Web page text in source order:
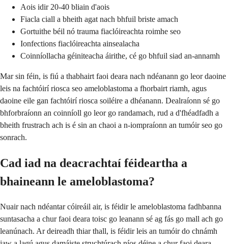
Aois idir 20-40 bliain d'aois
Fiacla ciall a bheith agat nach bhfuil briste amach
Gortuithe béil nó trauma fiaclóireachta roimhe seo
Ionfections fiaclóireachta ainsealacha
Coinníollacha géiniteacha áirithe, cé go bhfuil siad an-annamh
Mar sin féin, is fiú a thabhairt faoi deara nach ndéanann go leor daoine
leis na fachtóirí riosca seo ameloblastoma a fhorbairt riamh, agus
daoine eile gan fachtóirí riosca soiléire a dhéanann. Dealraíonn sé go
bhforbraíonn an coinníoll go leor go randamach, rud a d'fhéadfadh a
bheith frustrach ach is é sin an chaoi a n-iompraíonn an tumóir seo go
sonrach.
Cad iad na deacrachtaí féideartha a
bhaineann le ameloblastoma?
Nuair nach ndéantar cóireáil air, is féidir le ameloblastoma fadhbanna
suntasacha a chur faoi deara toisc go leanann sé ag fás go mall ach go
leanúnach. Ar deireadh thiar thall, is féidir leis an tumóir do chnámh